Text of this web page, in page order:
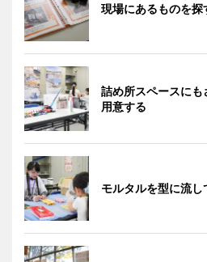
現場にあるものを探
詰め所スペースに
用意する
モルタルを型に流し